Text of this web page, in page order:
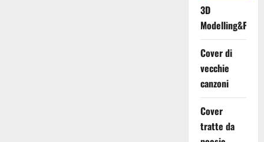
3D
Cover di
vecchie
canzoni
Cover
tratte da